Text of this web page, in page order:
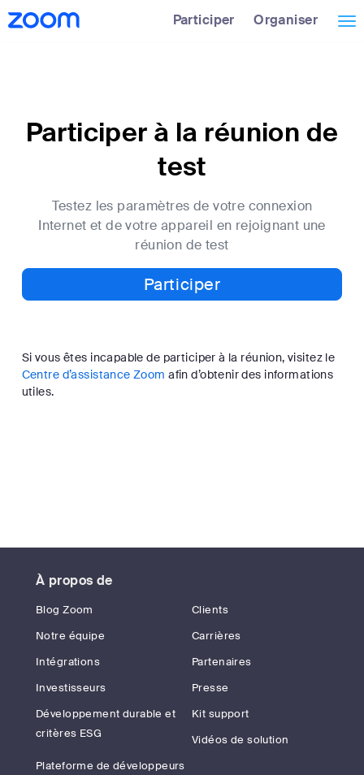
Passer
au
Aperçu
de
Participer Organiser
Participer à la réunion de
test
Testez les paramètres de votre connexion
Internet et de votre appareil en rejoignant une
réunion de test
Participer
Si vous êtes incapable de participer à la réunion, visitez le
Centre d’assistance Zoom afin d’obtenir des informations
utiles.
À propos de
Blog Zoom
Clients
Notre équipe
Carrières
Intégrations
Partenaires
Investisseurs
Presse
Développement durable et
critères ESG
Kit support
Vidéos de solution
Plateforme de développeurs